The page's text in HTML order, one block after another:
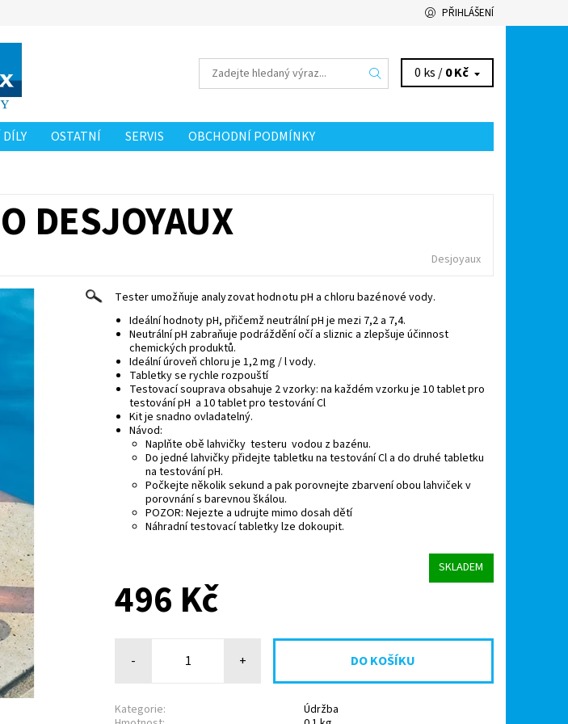
PŘIHLÁŠENÍ
0 ks /0 Kč
OSTATNÍ SERVIS
OBCHODNÍ PODMÍNKY
DESJOYAUX
Desjoyaux
Tester umožňuje analyzovat hodnotu pH a chloru bazénové vody.
Ideální hodnoty pH, přičemž neutrální pH je mezi 7,2 a 7,4.
Neutrální pH zabraňuje podráždění očí a sliznic a zlepšuje účinnost
chemických produktů.
Ideální úroveň chloru je 1,2 mg / l vody.
Tabletky se rychle rozpouští
Testovací souprava obsahuje 2 vzorky: na každém vzorku je 10 tablet pro
testování pH a 10 tablet pro testování Cl
Kit je snadno ovladatelný.
Návod:
Naplňte obě lahvičky testeru vodou z bazénu.
Do jedné lahvičky přidejte tabletku na testování Cl a do druhé tabletku
na testování pH.
Počkejte několik sekund a pak porovnejte zbarvení obou lahviček v
porovnání s barevnou škálou.
POZOR: Nejezte a udrujte mimo dosah dětí
Náhradní testovací tabletky lze dokoupit.
SKLADEM
496 Kč
- +
Kategorie:
Údržba